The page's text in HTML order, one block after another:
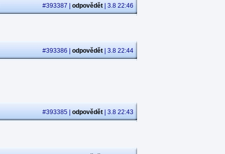
#393387 | odpovědět | 3.8 22:46
#393386 | odpovědět | 3.8 22:44
#393385 | odpovědět | 3.8 22:43